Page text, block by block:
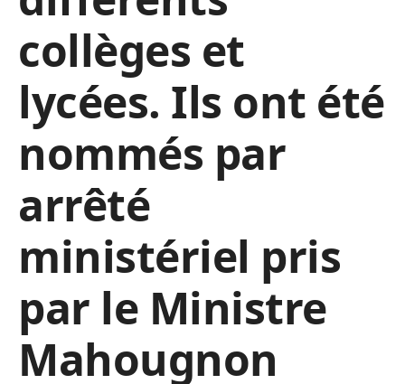
collèges et
lycées. Ils ont été
nommés par
arrêté
ministériel pris
par le Ministre
Mahougnon